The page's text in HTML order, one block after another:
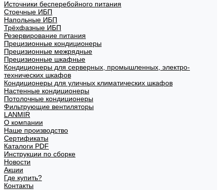
Источники бесперебойного питания
Стоечные ИБП
Напольные ИБП
Трёхфазные ИБП
Резервирование питания
Прецизионные кондиционеры
Прецизионные межрядные
Прецизионные шкафные
Кондиционеры для серверных, промышленных, электро-
технических шкафов
Кондиционеры для уличных климатических шкафов
Настенные кондиционеры
Потолочные кондиционеры
Фильтрующие вентиляторы
LANMIR
О компании
Наше производство
Сертификаты
Каталоги PDF
Инструкции по сборке
Новости
Акции
Где купить?
Контакты